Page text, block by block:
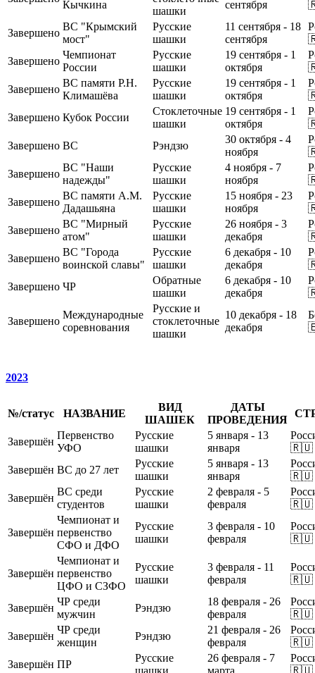
Кычкина
шашки
сентября
Завершено
ВС "Крымский
мост"
Русские
шашки
11 сентября - 18
сентября
Завершено
Чемпионат
России
Русские
шашки
19 сентября - 1
октября
Завершено
ВС памяти Р.Н.
Климашёва
Русские
шашки
19 сентября - 1
октября
Завершено Кубок России
Стоклеточные
шашки
19 сентября - 1
октября
Завершено ВС Рэндзю
30 октября - 4
ноября
Завершено
ВС "Наши
надежды"
Русские
шашки
4 ноября - 7
ноября
Завершено
ВС памяти А.М.
Дадашьяна
Русские
шашки
15 ноября - 23
ноября
Завершено
ВС "Мирный
атом"
Русские
шашки
26 ноября - 3
декабря
Завершено
ВС "Города
воинской славы"
Русские
шашки
6 декабря - 10
декабря
Завершено ЧР
Обратные
шашки
6 декабря - 10
декабря
Завершено
Международные
соревнования
Русские и
стоклеточные
шашки
10 декабря - 18
декабря
2023
№/статус НАЗВАНИЕ
ВИД
ШАШЕК
ДАТЫ
ПРОВЕДЕНИЯ
Завершён
Первенство
УФО
Русские
шашки
5 января - 13
января
🇷🇺
Завершён ВС до 27 лет
Русские
шашки
5 января - 13
января
🇷🇺
Завершён
ВС среди
студентов
Русские
шашки
2 февраля - 5
февраля
🇷🇺
Завершён
Чемпионат и
первенство
СФО и ДФО
Русские
шашки
3 февраля - 10
февраля
🇷🇺
Завершён
Чемпионат и
первенство
ЦФО и СЗФО
Русские
шашки
3 февраля - 11
февраля
🇷🇺
Завершён
ЧР среди
мужчин
Рэндзю
18 февраля - 26
февраля
🇷🇺
Завершён
ЧР среди
женщин
Рэндзю
21 февраля - 26
февраля
🇷🇺
Завершён ПР
Русские
шашки
26 февраля - 7
марта
🇷🇺